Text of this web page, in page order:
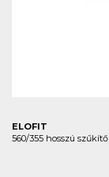
ELOFIT
560/355 hosszú szűkítő